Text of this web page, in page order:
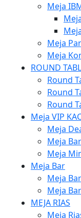
Meja
Meja
Meja
ROUND
Round
Round
Round
Meja VIP
Meja
Meja
Meja
Meja Bar
Meja
Meja
MEJA RIAS
Meja